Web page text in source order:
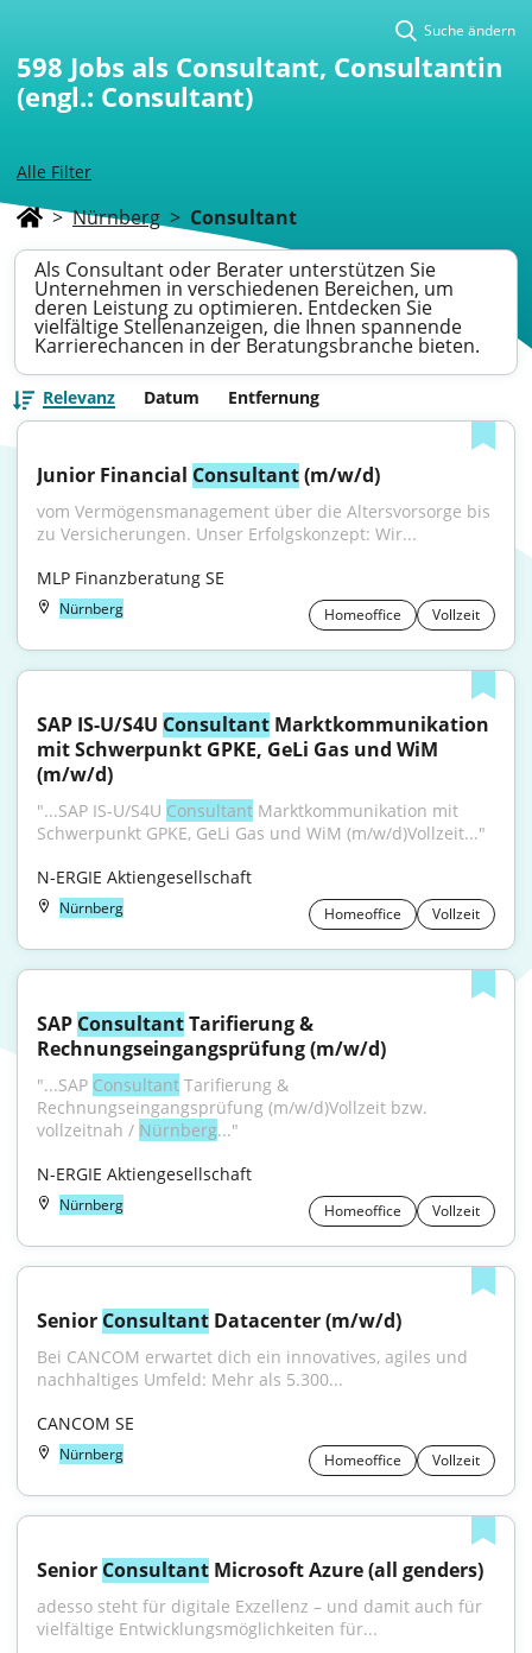
Alle Filter
Suche ändern
598 Jobs als Consultant, Consultantin
(engl.: Consultant)
> Nürnberg > Consultant
Als Consultant oder Berater unterstützen Sie
Unternehmen in verschiedenen Bereichen, um
deren Leistung zu optimieren. Entdecken Sie
vielfältige Stellenanzeigen, die Ihnen spannende
Karrierechancen in der Beratungsbranche bieten.
Relevanz Datum Entfernung
Junior Financial Consultant (m/w/d)
vom Vermögensmanagement über die Altersvorsorge bis
zu Versicherungen. Unser Erfolgskonzept: Wir...
MLP Finanzberatung SE
Nürnberg Homeoffice Vollzeit
SAP IS-U/S4U Consultant Marktkommunikation
mit Schwerpunkt GPKE, GeLi Gas und WiM
(m/w/d)
"...SAP IS-U/S4U Consultant Marktkommunikation mit
Schwerpunkt GPKE, GeLi Gas und WiM (m/w/d)Vollzeit..."
N-ERGIE Aktiengesellschaft
Nürnberg Homeoffice Vollzeit
SAP Consultant Tarifierung &
Rechnungseingangsprüfung (m/w/d)
"...SAP Consultant Tarifierung &
Rechnungseingangsprüfung (m/w/d)Vollzeit bzw.
vollzeitnah / Nürnberg..."
N-ERGIE Aktiengesellschaft
Nürnberg Homeoffice Vollzeit
Senior Consultant Datacenter (m/w/d)
Bei CANCOM erwartet dich ein innovatives, agiles und
nachhaltiges Umfeld: Mehr als 5.300...
CANCOM SE
Nürnberg Homeoffice Vollzeit
Senior Consultant Microsoft Azure (all genders)
adesso steht für digitale Exzellenz – und damit auch für
vielfältige Entwicklungsmöglichkeiten für...